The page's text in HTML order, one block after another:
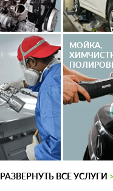
МОЙКА,
РАЗВЕРНУТЬ ВСЕ УСЛУГИ